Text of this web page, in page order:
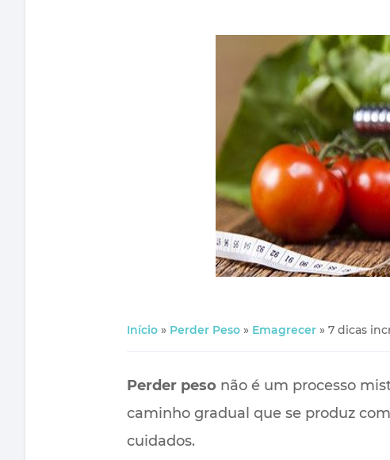
Início » Perder Peso » Emagrecer » 7 dicas
Perder peso não é um processo
caminho gradual que se produz
cuidados.